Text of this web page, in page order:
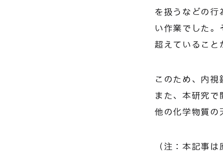
を扱うなどの行
い作業でした
超えていること
このため、内視
また、本研究で
他の化学物質の
（注：本記事